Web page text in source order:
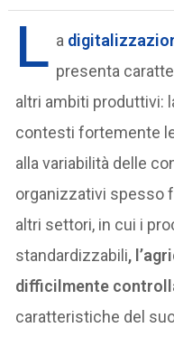
L a
presenta
altri ambiti produttivi:
contesti fortemente
alla variabilità delle
organizzativi spesso
altri settori, in cui i
standardizzabili,
difficilmente
caratteristiche del